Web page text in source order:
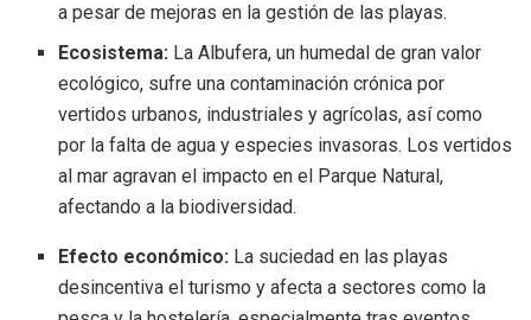
a pesar de mejoras en la gestión de las playas.
Ecosistema: La Albufera, un humedal de gran valor
ecológico, sufre una contaminación crónica por
vertidos urbanos, industriales y agrícolas, así como
por la falta de agua y especies invasoras. Los vertidos
al mar agravan el impacto en el Parque Natural,
afectando a la biodiversidad.
Efecto económico: La suciedad en las playas
desincentiva el turismo y afecta a sectores como la